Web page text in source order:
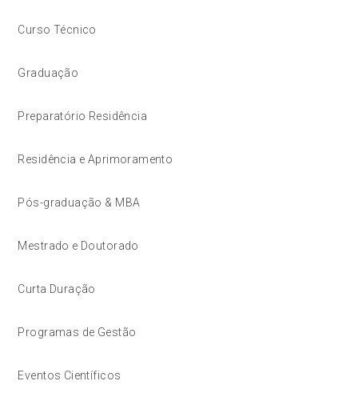
Curso Técnico
Graduação
Preparatório Residência
Residência e Aprimoramento
Pós-graduação & MBA
Mestrado e Doutorado
Curta Duração
Programas de Gestão
Eventos Científicos